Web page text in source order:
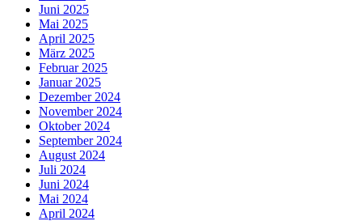
Juni 2025
Mai 2025
April 2025
März 2025
Februar 2025
Januar 2025
Dezember 2024
November 2024
Oktober 2024
September 2024
August 2024
Juli 2024
Juni 2024
Mai 2024
April 2024